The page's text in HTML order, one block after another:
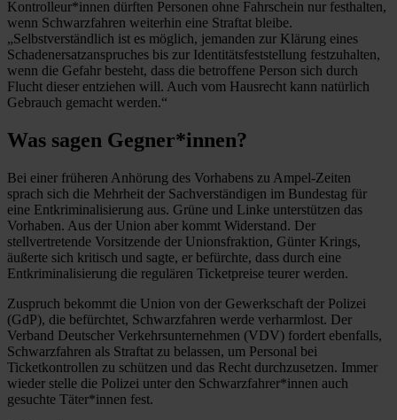
Kontrolleur*innen dürften Personen ohne Fahrschein nur festhalten,
wenn Schwarzfahren weiterhin eine Straftat bleibe.
„Selbstverständlich ist es möglich, jemanden zur Klärung eines
Schadenersatzanspruches bis zur Identitätsfeststellung festzuhalten,
wenn die Gefahr besteht, dass die betroffene Person sich durch
Flucht dieser entziehen will. Auch vom Hausrecht kann natürlich
Gebrauch gemacht werden.“
Was sagen Gegner*innen?
Bei einer früheren Anhörung des Vorhabens zu Ampel-Zeiten
sprach sich die Mehrheit der Sachverständigen im Bundestag für
eine Entkriminalisierung aus. Grüne und Linke unterstützen das
Vorhaben. Aus der Union aber kommt Widerstand. Der
stellvertretende Vorsitzende der Unionsfraktion, Günter Krings,
äußerte sich kritisch und sagte, er befürchte, dass durch eine
Entkriminalisierung die regulären Ticketpreise teurer werden.
Zuspruch bekommt die Union von der Gewerkschaft der Polizei
(GdP), die befürchtet, Schwarzfahren werde verharmlost. Der
Verband Deutscher Verkehrsunternehmen (VDV) fordert ebenfalls,
Schwarzfahren als Straftat zu belassen, um Personal bei
Ticketkontrollen zu schützen und das Recht durchzusetzen. Immer
wieder stelle die Polizei unter den Schwarzfahrer*innen auch
gesuchte Täter*innen fest.